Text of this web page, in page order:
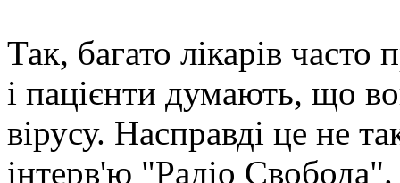
Так, багато лікарів
і пацієнти думають, що
вірусу. Насправді це не
інтерв'ю "Радіо Свобода".